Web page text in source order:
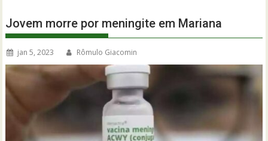
Jovem morre por meningite em Mariana
jan 5, 2023 Rômulo Giacomin